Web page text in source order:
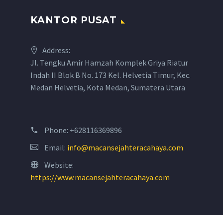
KANTOR PUSAT
Address:
Jl. Tengku Amir Hamzah Komplek Griya Riatur
Indah II Blok B No. 173 Kel. Helvetia Timur, Kec.
Medan Helvetia, Kota Medan, Sumatera Utara
Phone: +628116369896
Email: info@macansejahteracahaya.com
Website:
https://www.macansejahteracahaya.com